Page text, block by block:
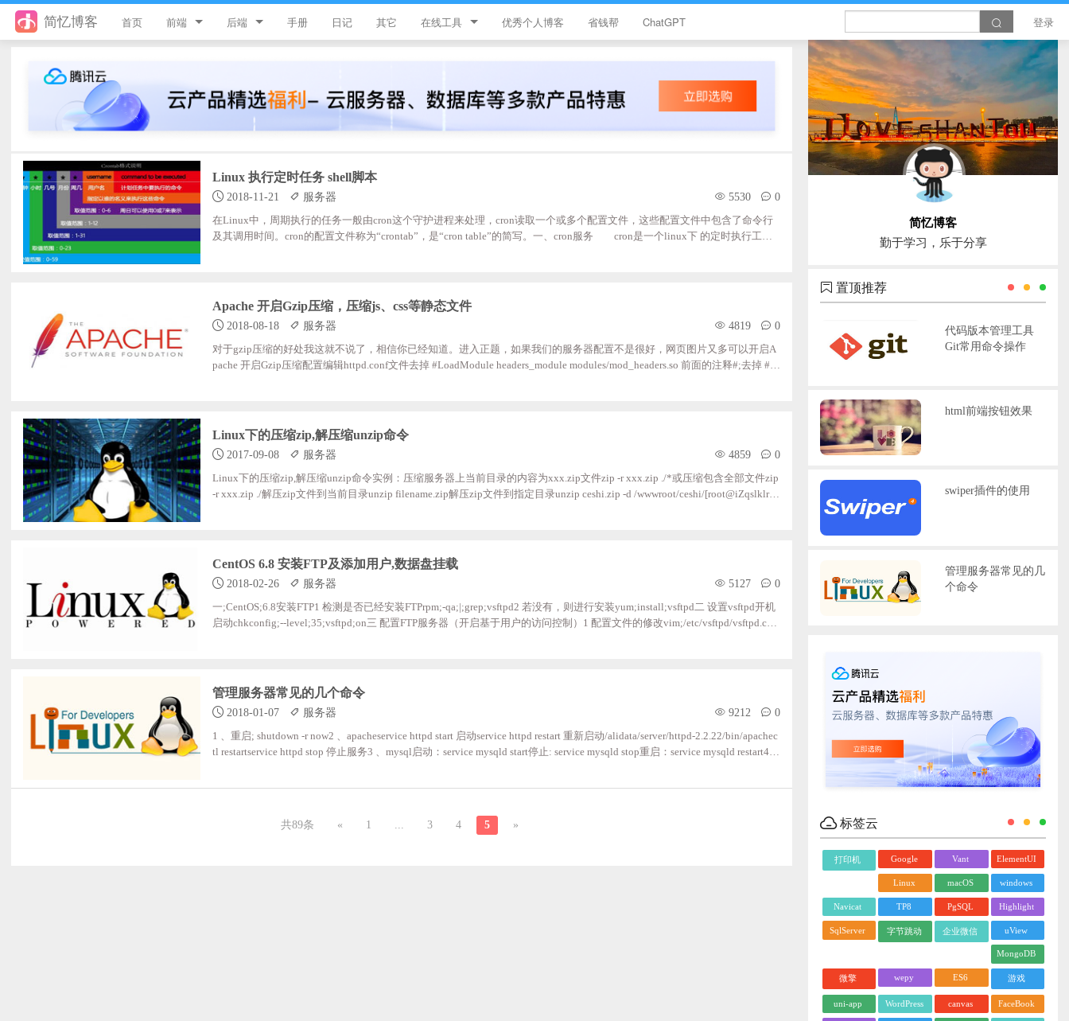
简忆博客 首页 前端
JavaScript
Style
Flutter
Vue
后端
ThinkPHP8
ThinkPHP6
ThinkPHP
Laravel
微信小程序
服务器
手册 日记 其它 在线工具
领优惠券
违禁词查询
优秀个人博客 省钱帮 ChatGPT 登录
Linux 执行定时任务 shell脚本
2018-11-21 服务器 5530 0
在Linux中，周期执行的任务一般由cron这个守护进程来处理，cron读取一个或多个配置文件，这些配置文件中包含了命令行
及其调用时间。cron的配置文件称为“crontab”，是“cron table”的简写。一、cron服务 cron是一个linux下 的定时执行工
Apache 开启Gzip压缩，压缩js、css等静态文件
2018-08-18 服务器 4819 0
对于gzip压缩的好处我这就不说了，相信你已经知道。进入正题，如果我们的服务器配置不是很好，网页图片又多可以开启A
pache 开启Gzip压缩配置编辑httpd.conf文件去掉 #LoadModule headers_module modules/mod_headers.so 前面的注释#;去掉 #L
Linux下的压缩zip,解压缩unzip命令
2017-09-08 服务器 4859 0
Linux下的压缩zip,解压缩unzip命令实例：压缩服务器上当前目录的内容为xxx.zip文件zip -r xxx.zip ./*或压缩包含全部文件zip
-r xxx.zip ./解压zip文件到当前目录unzip filename.zip解压zip文件到指定目录unzip ceshi.zip -d /wwwroot/ceshi/[root@iZqslklrcu
CentOS 6.8 安装FTP及添加用户,数据盘挂载
2018-02-26 服务器 5127 0
一;CentOS;6.8安装FTP1 检测是否已经安装FTPrpm;-qa;|;grep;vsftpd2 若没有，则进行安装yum;install;vsftpd二 设置vsftpd开机
启动chkconfig;--level;35;vsftpd;on三 配置FTP服务器（开启基于用户的访问控制）1 配置文件的修改vim;/etc/vsftpd/vsftpd.con
管理服务器常见的几个命令
2018-01-07 服务器 9212 0
1 、重启; shutdown -r now2 、apacheservice httpd start 启动service httpd restart 重新启动/alidata/server/httpd-2.2.22/bin/apachec
tl restartservice httpd stop 停止服务3 、mysql启动：service mysqld start停止: service mysqld stop重启：service mysqld restart4
共89条 « 1 ... 3 4 5 »
简忆博客
勤于学习，乐于分享
置顶推荐
代码版本管理工具
Git常用命令操作
html前端按钮效果
swiper插件的使用
管理服务器常见的几
个命令
标签云
打印机 Google Vant ElementUI
Linux macOS windows
Navicat TP8 PgSQL Highlight
SqlServer 字节跳动 企业微信 uView
MongoDB
微擎 wepy ES6 游戏
uni-app WordPress canvas FaceBook